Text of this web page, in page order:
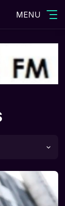
MENU